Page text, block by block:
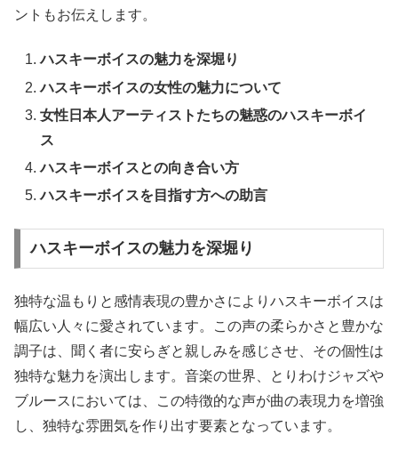
ントもお伝えします。
ハスキーボイスの魅力を深堀り
ハスキーボイスの女性の魅力について
女性日本人アーティストたちの魅惑のハスキーボイ
ス
ハスキーボイスとの向き合い方
ハスキーボイスを目指す方への助言
ハスキーボイスの魅力を深堀り
独特な温もりと感情表現の豊かさによりハスキーボイスは
幅広い人々に愛されています。この声の柔らかさと豊かな
調子は、聞く者に安らぎと親しみを感じさせ、その個性は
独特な魅力を演出します。音楽の世界、とりわけジャズや
ブルースにおいては、この特徴的な声が曲の表現力を増強
し、独特な雰囲気を作り出す要素となっています。